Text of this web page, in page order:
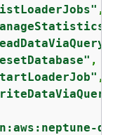
,
,
,
db: